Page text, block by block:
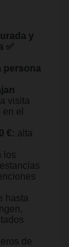
y
✅
persona
visita
el
€: alta
los
hasta
de